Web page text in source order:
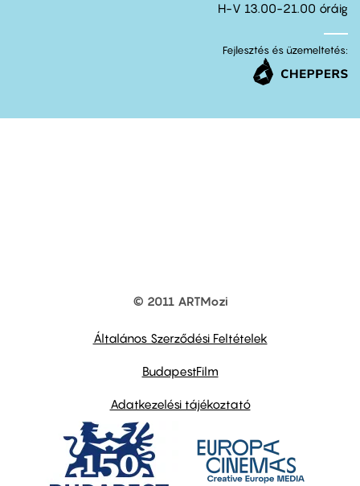
H-V 13.00-21.00 óráig
Fejlesztés és üzemeltetés:
© 2011 ARTMozi
Általános Szerződési Feltételek
BudapestFilm
Adatkezelési tájékoztató